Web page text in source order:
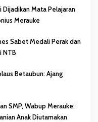
Merauke
dan
NTB
Betaubun: Ajang
SMP, Wabup Merauke:
Anak Diutamakan